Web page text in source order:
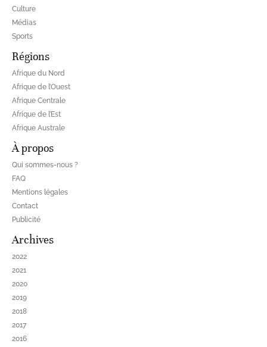
Culture
Médias
Sports
Régions
Afrique du Nord
Afrique de l’Ouest
Afrique Centrale
Afrique de l’Est
Afrique Australe
À propos
Qui sommes-nous ?
FAQ
Mentions légales
Contact
Publicité
Archives
2022
2021
2020
2019
2018
2017
2016